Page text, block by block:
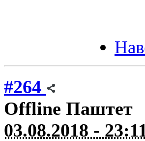
#264
Offline Паштет
03.08.2018 -